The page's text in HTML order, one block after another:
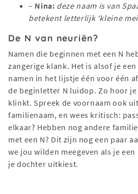
– Nina: deze naam is van
betekent letterlijk ‘kleine
De N van neuriën?
Namen die beginnen met een N
zangerige klank. Het is alsof je
namen in het lijstje één voor één
de beginletter N luidop. Zo hoor je
klinkt. Spreek de voornaam ook
familienaam, en wees kritisch:
elkaar? Hebben nog andere
met een N? Dit zijn nog een paar
we jou wilden meegeven als je
je dochter uitkiest.